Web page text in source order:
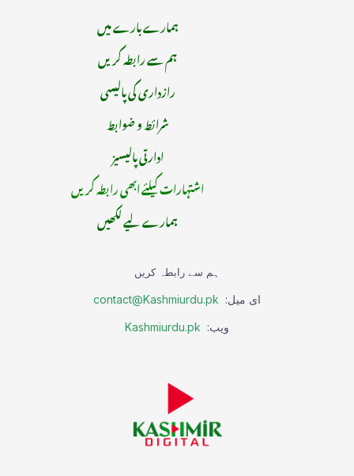
ہمارے بارے میں
ہم سے رابطہ کریں
رازداری کی پالیسی
شرائط و ضوابط
ادارتی پالیسیز
اشتہارات کیلئے ابھی رابطہ کریں
ہمارے لیے لکھیں
ہم سے رابطہ کریں
ای میل: contact@Kashmiurdu.pk
ویب: Kashmiurdu.pk